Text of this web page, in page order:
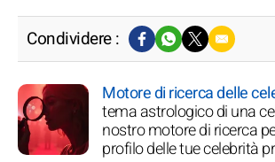
Condividere :
Motore di ricerca delle
tema astrologico di una
nostro motore di ricerca
profilo delle tue celebrità